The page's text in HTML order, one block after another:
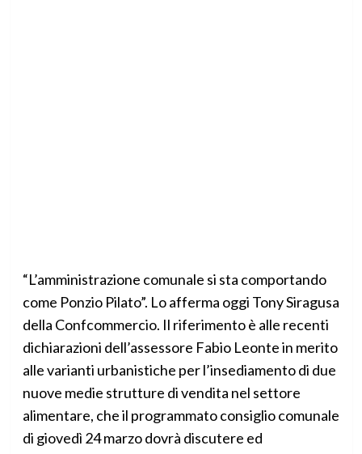
“L’amministrazione comunale si sta comportando
come Ponzio Pilato”. Lo afferma oggi Tony Siragusa
della Confcommercio. Il riferimento è alle recenti
dichiarazioni dell’assessore Fabio Leonte in merito
alle varianti urbanistiche per l’insediamento di due
nuove medie strutture di vendita nel settore
alimentare, che il programmato consiglio comunale
di giovedì 24 marzo dovrà discutere ed